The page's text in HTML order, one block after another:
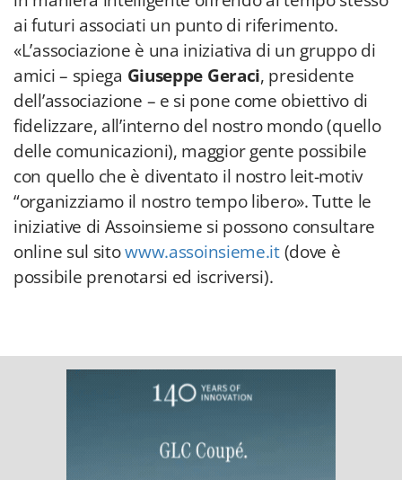
ai futuri associati un punto di riferimento.
«L’associazione è una iniziativa di un gruppo di
amici – spiega Giuseppe Geraci, presidente
dell’associazione – e si pone come obiettivo di
fidelizzare, all’interno del nostro mondo (quello
delle comunicazioni), maggior gente possibile
con quello che è diventato il nostro leit-motiv
“organizziamo il nostro tempo libero». Tutte le
iniziative di Assoinsieme si possono consultare
online sul sitowww.assoinsieme.it(dove è
possibile prenotarsi ed iscriversi).